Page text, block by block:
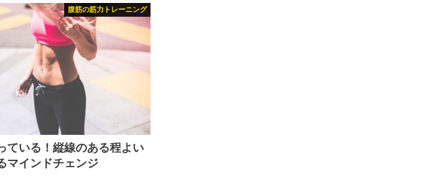
腹筋の筋力トレーニング
ている！縦線のある程よい
マインドチェンジ